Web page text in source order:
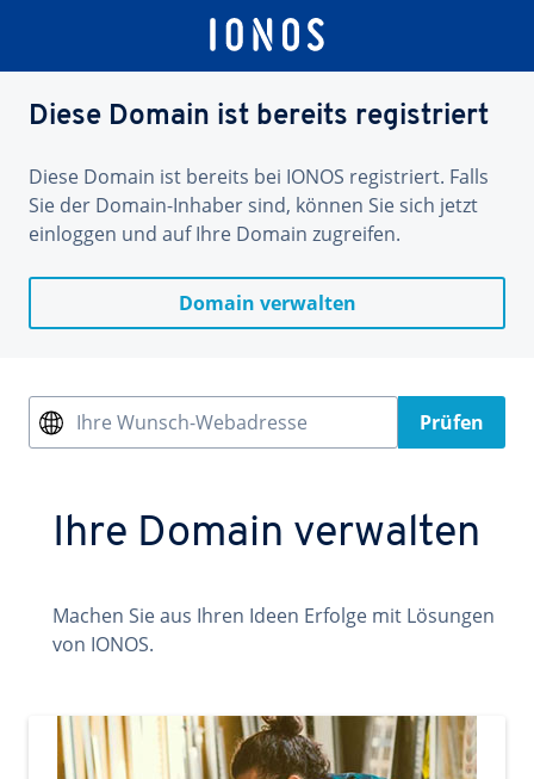
Diese Domain ist bereits registriert
Diese Domain ist bereits bei IONOS registriert. Falls
Sie der Domain-Inhaber sind, können Sie sich jetzt
einloggen und auf Ihre Domain zugreifen.
Domain verwalten
Ihre Wunsch-Webadresse Prüfen
Ihre Domain verwalten
Machen Sie aus Ihren Ideen Erfolge mit Lösungen
von IONOS.